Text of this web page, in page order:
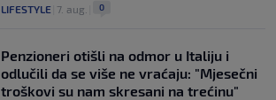
LIFESTYLE 7. aug. 0
Penzioneri otišli na odmor u Italiju i
odlučili da se više ne vraćaju: "Mjesečni
troškovi su nam skresani na trećinu"